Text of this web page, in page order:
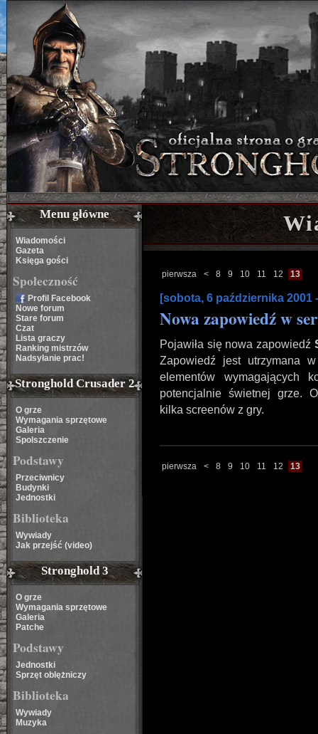
Menu główne
Wiadomości
Gazeta
Księga gości
Społeczność
Profil Facebook
Nowe forum
Stare forum
Czat
Lista graczy
Ranking mistrzów
Nadsyłanie prac!
Stronghold Crusader 2
O grze
Wymagania sprzętowe
Galeria
Spolszczenie
Podstawy
Przeciwnicy
Budynki
Jednostki
Biblioteka
Wywiady
Jak przejść (video)
Stronghold 3
O grze
Wymagania sprzętowe
Galeria
Patche
Podstawy
Jednostki
Sprzęt oblężniczy
Biblioteka
Wywiady
Muzyka
pierwsza < 8 9 10 11 12 13
[sobota, 6 października 2001
Nowa zapowiedź w
Pojawiła się nowa zapowiedź
Zapowiedź jest utrzymana
elementów wymagających
potencjalnie świetnej grze.
kilka screenów z gry.
pierwsza < 8 9 10 11 12 13